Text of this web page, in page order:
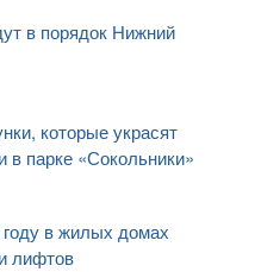
в порядок Нижний
которые украсят
парке «Сокольники»
в жилых домах
лифтов